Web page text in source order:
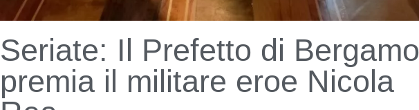
Seriate: Il Prefetto di Bergamo
premia il militare eroe Nicola